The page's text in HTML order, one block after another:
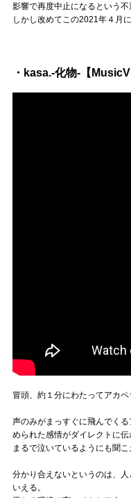
影響で再度中止になるという不
しかし改めてこの2021年４月
・kasa.-化物-【
冒頭、約１分にわたってアカペ
声のみがまっすぐに飛んでく
められた感情がダイレクトに伝
まるで泣いているようにも聞
分かり合えないというのは、
いえる。